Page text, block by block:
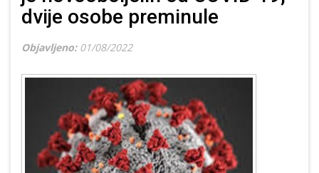
dvije osobe preminule
Objavljeno: 01/08/2022